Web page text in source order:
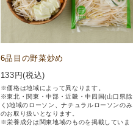
6品目の野菜炒め
133 円(税込)
※価格は地域によって異なります。
※東北・関東・中部・近畿・中四国(山口県除
く)地域のローソン、ナチュラルローソンのみ
のお取り扱いとなります。
※栄養成分は関東地域のものを掲載していま